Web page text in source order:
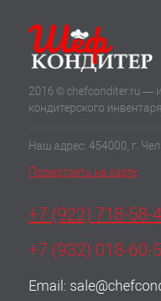
2016 © chefconditer.ru —
кондитерского
Наш адрес: 454000, г.
Посмотреть на карте
+7 (922) 718-58-
+7 (932) 018-60-
Email: